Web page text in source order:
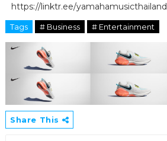
https://linktr.ee/yamahamusicthailand
Tags # Business # Entertainment
Share This